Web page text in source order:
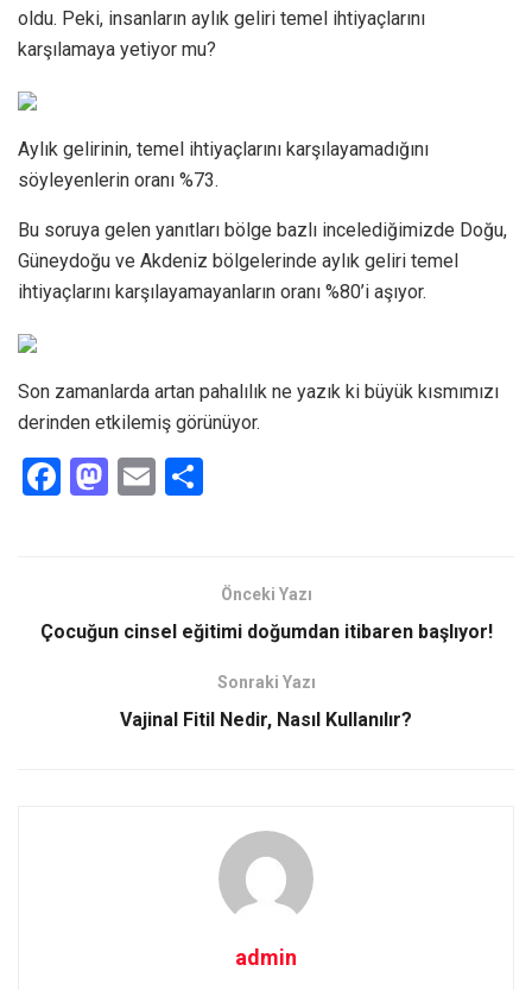
oldu. Peki, insanların aylık geliri temel ihtiyaçlarını
karşılamaya yetiyor mu?
Aylık gelirinin, temel ihtiyaçlarını karşılayamadığını
söyleyenlerin oranı %73.
Bu soruya gelen yanıtları bölge bazlı incelediğimizde Doğu,
Güneydoğu ve Akdeniz bölgelerinde aylık geliri temel
ihtiyaçlarını karşılayamayanların oranı %80’i aşıyor.
Son zamanlarda artan pahalılık ne yazık ki büyük kısmımızı
derinden etkilemiş görünüyor.
F
o
M
d
n
E
Önceki Yazı
Çocuğun cinsel eğitimi doğumdan itibaren başlıyor!
Sonraki Yazı
Vajinal Fitil Nedir, Nasıl Kullanılır?
admin